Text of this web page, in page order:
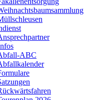
ABC